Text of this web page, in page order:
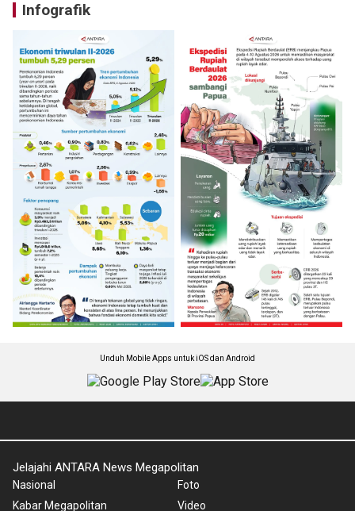
Infografik
Unduh Mobile Apps untuk iOS dan Android
Jelajahi ANTARA News Megapolitan
Nasional
Kabar Megapolitan
Foto
Video